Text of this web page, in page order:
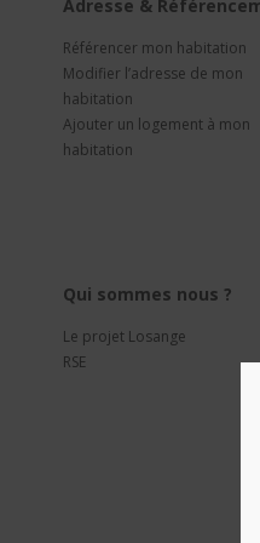
Adresse &
Référencer mon habitation
Modifier l’adresse de mon
habitation
Ajouter un logement à mon
habitation
Qui sommes nous ?
Le projet Losange
RSE